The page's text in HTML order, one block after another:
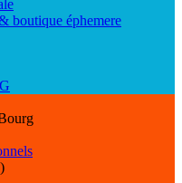
boutique éphemere